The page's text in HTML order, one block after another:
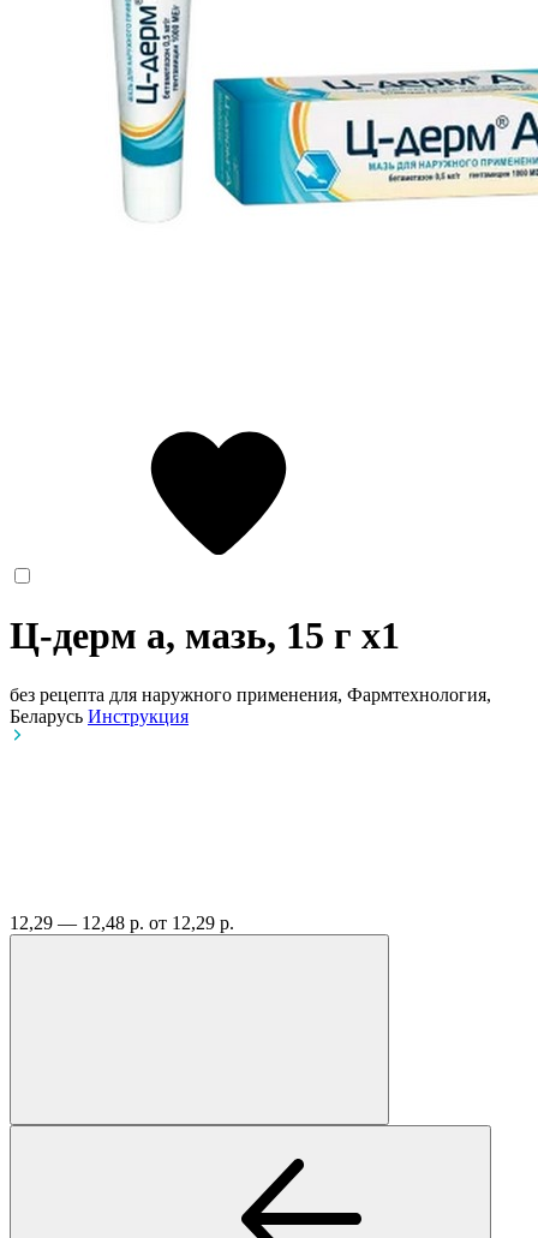
Ц-дерм а, мазь, 15 г x1
без рецепта для наружного применения, Фармтехнология,
Беларусь Инструкция
12,29 — 12,48 р. от 12,29 р.